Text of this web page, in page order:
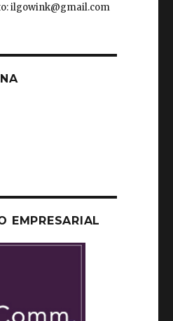
ilgowink@gmail.com
EMPRESARIAL